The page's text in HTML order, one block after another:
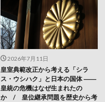
2026年7月11日
皇室典範改正から考える「シラ
ス・ウシハク」と日本の国体 ――
皇統の危機はなぜ生まれたの
か / 皇位継承問題を歴史から考